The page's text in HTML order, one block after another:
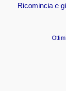
Ricomincia e